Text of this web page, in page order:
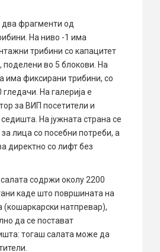
фрагменти од
На ниво -1 има
трибини со капацитет
во 5 блокови. На
има фиксирани трибини, со
На галерија е
за ВИП посетители и
На јужната страна се
лица со посебни потреби, а
директно со лифт без
салата содржи околу 2200
каде што површината на
(кошаркарски натпревар),
да се постават
тогаш салата може да